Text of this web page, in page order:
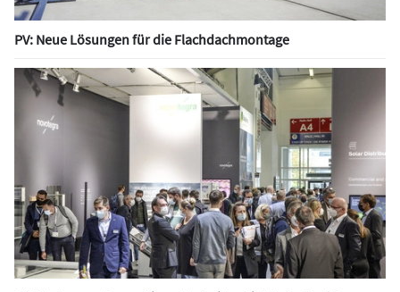
PV: Neue Lösungen für die Flachdachmontage